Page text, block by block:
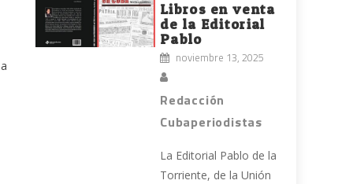
Libros en venta
de la Editorial
Pablo
noviembre 13, 2025
Redacción
Cubaperiodistas
La Editorial Pablo de la
Torriente, de la Unión